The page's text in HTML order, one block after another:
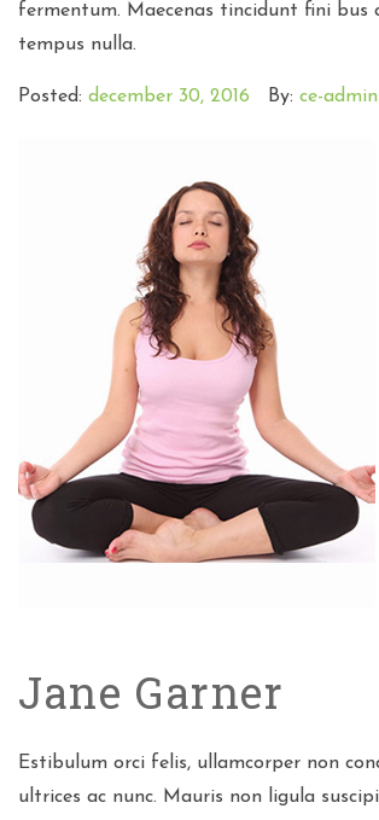
fermentum. Maecenas tincidunt fini bus
tempus nulla.
Posted: december 30, 2016 By: ce-admin
Jane Garner
Estibulum orci felis, ullamcorper non
ultrices ac nunc. Mauris non ligula